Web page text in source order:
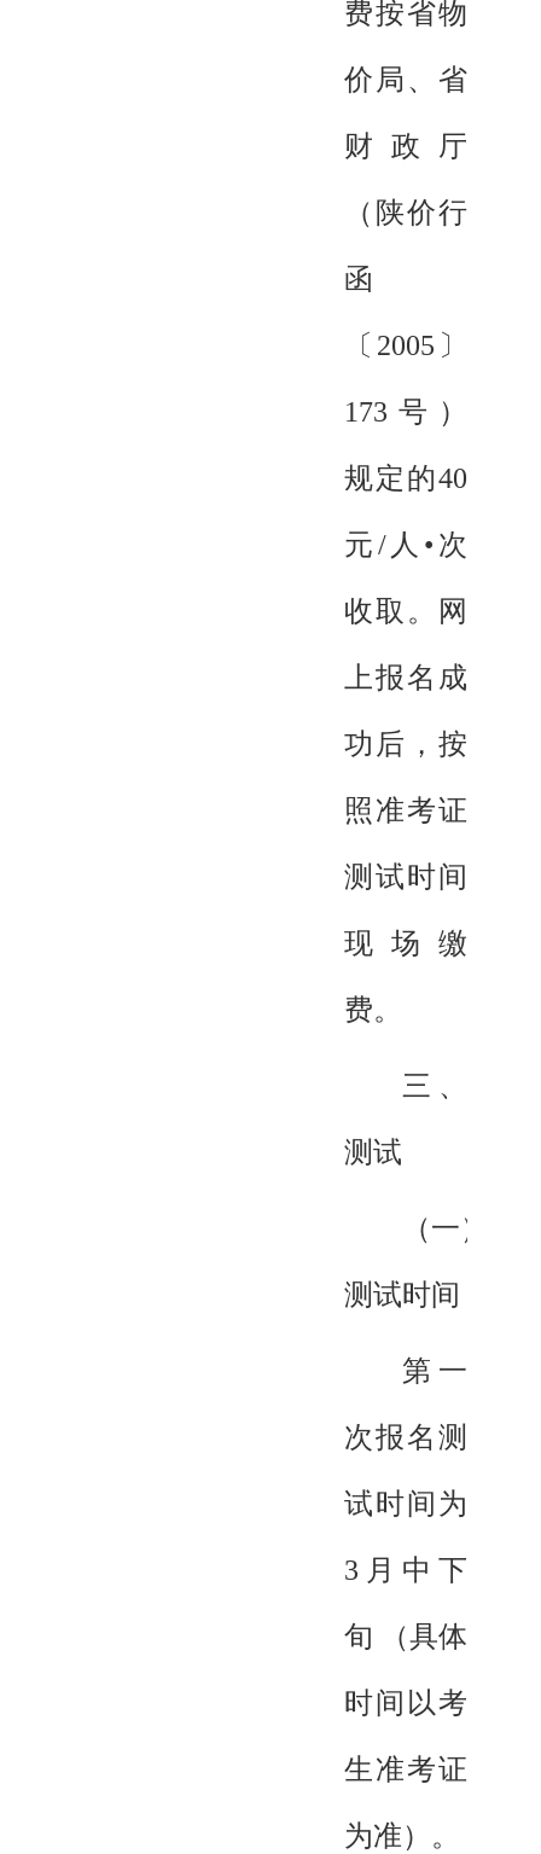
费按省物
价局、省
财政厅
（陕价行
函
〔2005〕
173号）
规定的40
元/人•次
收取。网
上报名成
功后，按
照准考证
测试时间
现场缴
费。
三、
测试
（一）
测试时间
第一
次报名测
试时间为
3月中下
旬 （具体
时间以考
生准考证
为准）。